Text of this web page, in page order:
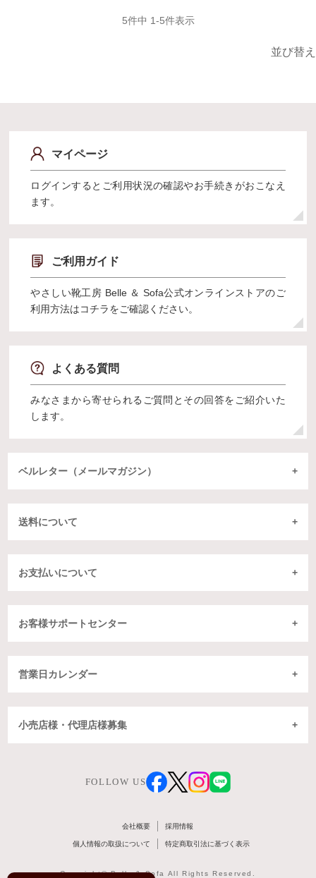
並び替え
5件中 1-5件表示
マイページ
ログインするとご利用状況の確認やお手続きがおこなえ
ます。
ご利用ガイド
やさしい靴工房 Belle ＆ Sofa公式オンラインストアのご
利用方法はコチラをご確認ください。
よくある質問
みなさまから寄せられるご質問とその回答をご紹介いた
します。
ベルレター（メールマガジン）
送料について
お支払いについて
お客様サポートセンター
営業日カレンダー
小売店様・代理店様募集
FOLLOW US
会社概要 採用情報
個人情報の取扱について 特定商取引法に基づく表示
Copyright© Belle & Sofa All Rights Reserved.